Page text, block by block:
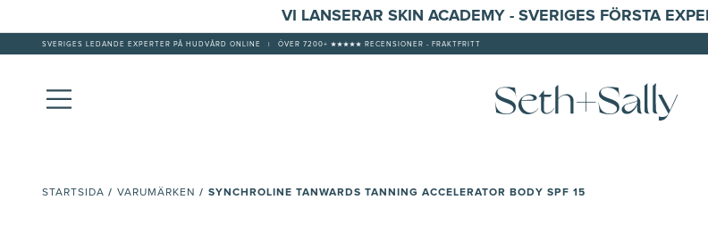
VI LANSERAR SKIN ACADEMY - SVERIGES FÖRSTA
SVERIGES LEDANDE EXPERTER PÅ HUDVÅRD ONLINE ÖVER 7200+ ★★★★★ RECENSIONER - FRAKTFRITT
STARTSIDA / VARUMÄRKEN / SYNCHROLINE TANWARDS TANNING ACCELERATOR BODY SPF 15